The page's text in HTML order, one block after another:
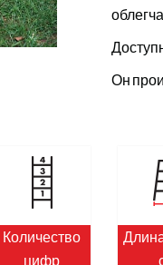
Он
Количество
цифр